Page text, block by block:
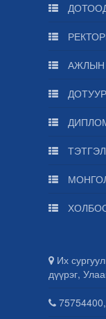
АЖЛЫН
Их
дүүрэг,